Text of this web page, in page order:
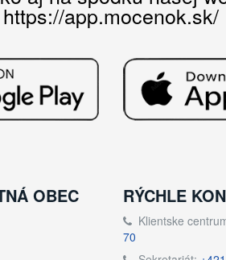
https://app.mocenok.sk/
OBEC RÝCHLE
Klientske
70